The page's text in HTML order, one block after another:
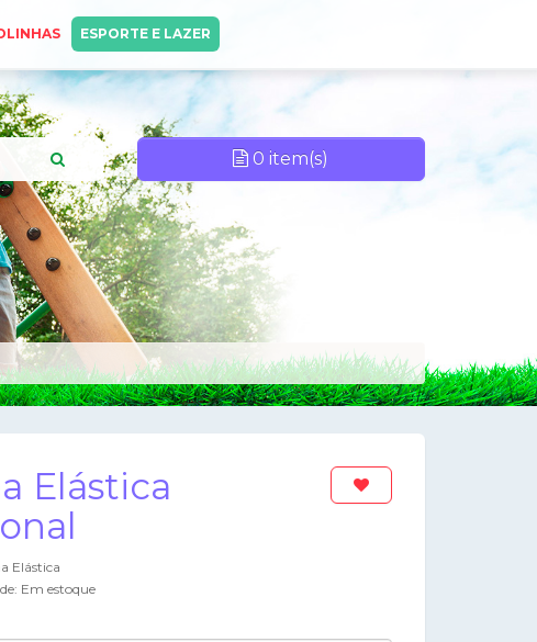
ESPORTE E LAZER
0 item(s)
Elástica
Elástica
Em estoque